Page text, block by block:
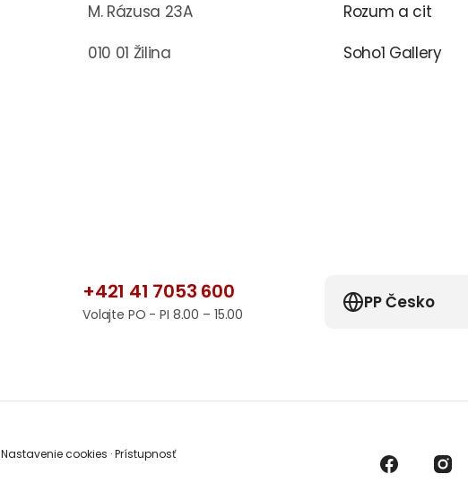
M. Rázusa 23A
010 01 Žilina
Rozum a cit
Soho1 Gallery
+421 41 7053 600
Volajte PO - PI 8.00 – 15.00
PP Česko
Nastavenie cookies ·Prístupnosť